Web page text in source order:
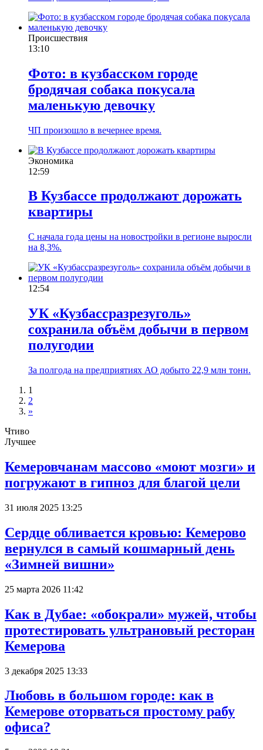
Происшествия
13:10
Фото: в кузбасском городе
бродячая собака покусала
маленькую девочку
ЧП произошло в вечернее время.
Экономика
12:59
В Кузбассе продолжают дорожать
квартиры
С начала года цены на новостройки в регионе выросли
на 8,3%.
12:54
УК «Кузбассразрезуголь»
сохранила объём добычи в первом
полугодии
За полгода на предприятиях АО добыто 22,9 млн тонн.
1
2
»
Чтиво
Лучшее
Кемеровчанам массово «моют мозги» и
погружают в гипноз для благой цели
31 июля 2025 13:25
Сердце обливается кровью: Кемерово
вернулся в самый кошмарный день
«Зимней вишни»
25 марта 2026 11:42
Как в Дубае: «обокрали» мужей, чтобы
протестировать ультрановый ресторан
Кемерова
3 декабря 2025 13:33
Любовь в большом городе: как в
Кемерове оторваться простому рабу
офиса?